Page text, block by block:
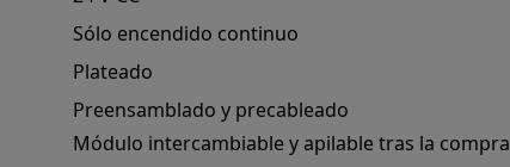
Sólo encendido continuo
Plateado
Preensamblado y precableado
Módulo intercambiable y apilable tras la compra